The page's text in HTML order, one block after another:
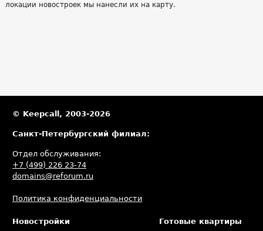
локации новостроек мы нанесли их на карту.
© Keepcall, 2003-2026
Санкт-Петербургский филиал:
Отдел обслуживания:
+7 (499) 226 23-74
domains@reforum.ru
Политика конфиденциальности
Новостройки Готовые квартиры